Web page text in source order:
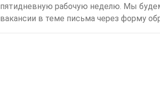
пятидневную рабочую неделю. Мы
вакансии в теме письма через форму